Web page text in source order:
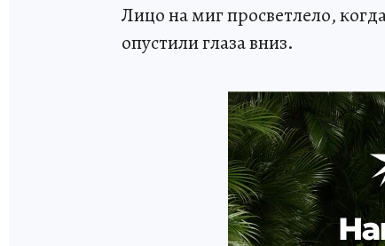
Лицо на миг просветлело,
опустили глаза вниз.